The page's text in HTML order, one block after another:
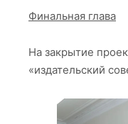
Финальная глава
На закрытие
«издательский